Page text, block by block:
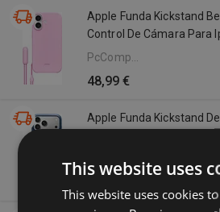
Apple Funda Kickstand
Control De Cámara Para
PcComponentes
ES
48,99 €
Apple Funda Kickstand
ES
This website uses
This website uses cookies